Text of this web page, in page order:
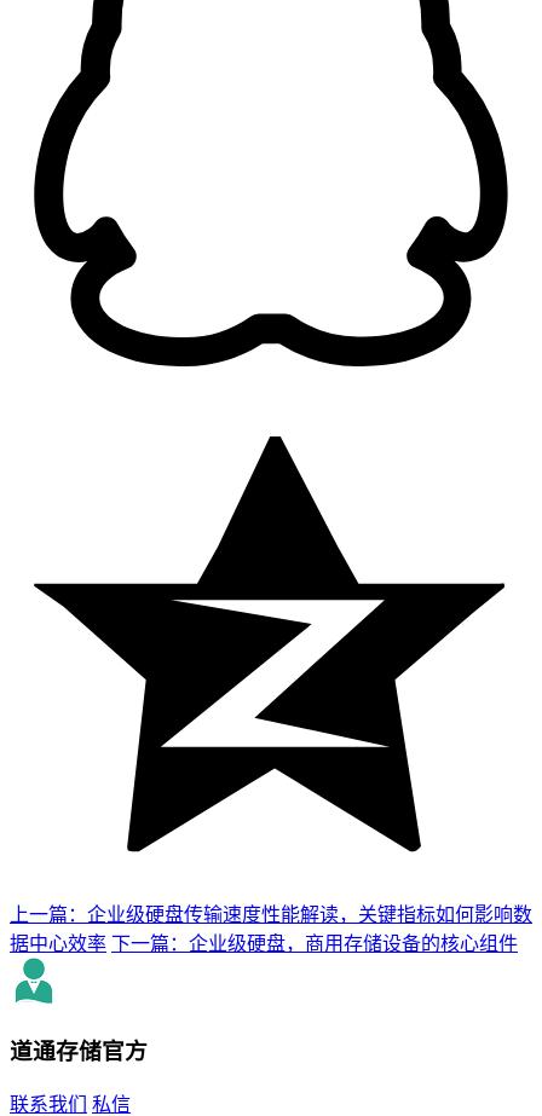
上一篇：企业级硬盘传输速度性能解读，关键指标如何影响数
据中心效率 下一篇：企业级硬盘，商用存储设备的核心组件
道通存储官方
联系我们 私信